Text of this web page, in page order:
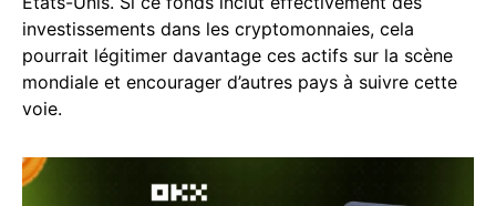
investissements dans les cryptomonnaies, cela
pourrait légitimer davantage ces actifs sur la scène
mondiale et encourager d’autres pays à suivre cette
voie.